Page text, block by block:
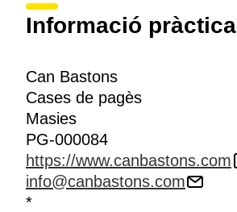
Informació pràctica
Can Bastons
Cases de pagès
Masies
PG-000084
https://www.canbastons.com
info@canbastons.com
*